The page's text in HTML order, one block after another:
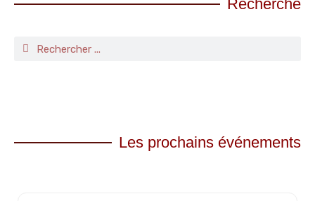
Recherche
Les prochains événements